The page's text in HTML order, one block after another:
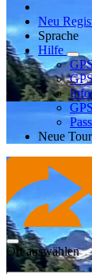
Neu
Sprache
Hilfe
Neue
Ort auswählen